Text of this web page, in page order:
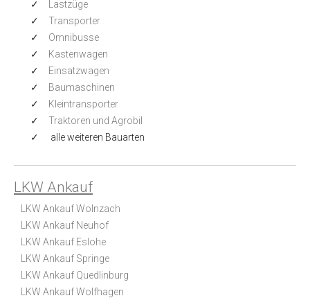
Lastzüge
Transporter
Omnibusse
Kastenwagen
Einsatzwagen
Baumaschinen
Kleintransporter
Traktoren und Agrobil
alle weiteren Bauarten
LKW Ankauf
LKW Ankauf Wolnzach
LKW Ankauf Neuhof
LKW Ankauf Eslohe
LKW Ankauf Springe
LKW Ankauf Quedlinburg
LKW Ankauf Wolfhagen